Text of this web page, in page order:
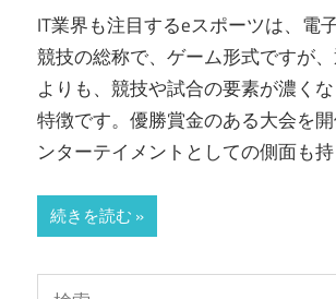
考
え
る
き
っ
け
に！
IT業界も注目するeスポーツは、電
競技の総称で、ゲーム形式ですが
よりも、競技や試合の要素が濃く
特徴です。優勝賞金のある大会を
ンターテイメントとしての側面も
続きを読む